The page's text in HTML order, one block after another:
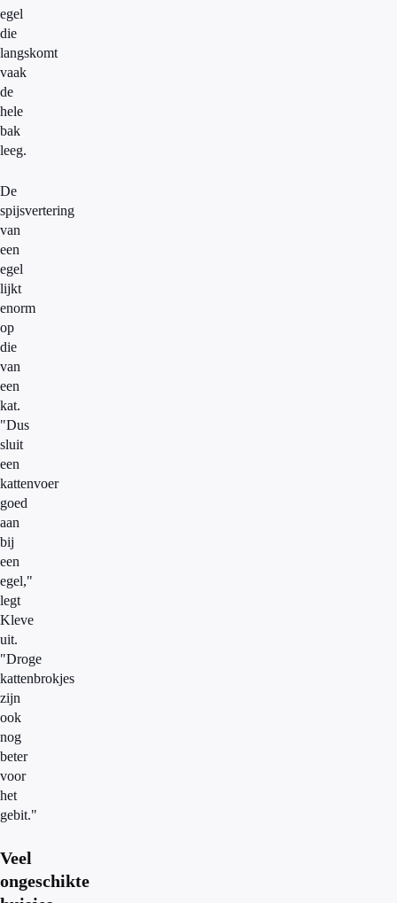
egel
die
langskomt
vaak
de
hele
bak
leeg.
De
spijsvertering
van
een
egel
lijkt
enorm
op
die
van
een
kat.
"Dus
sluit
een
kattenvoer
goed
aan
bij
een
egel,"
legt
Kleve
uit.
"Droge
kattenbrokjes
zijn
ook
nog
beter
voor
het
gebit."
Veel
ongeschikte